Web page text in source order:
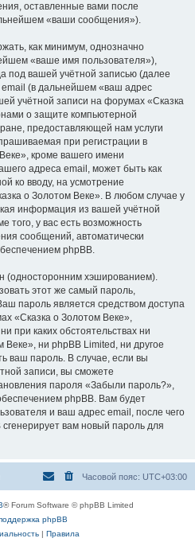
оставленные вами после
«ваши сообщения»).
как минимум, однозначно
«ваше имя пользователя»),
под вашей учётной записью (далее
(в дальнейшем «ваш адрес
учётной записи на форумах «Сказка
о защите компьютерной
предоставляющей нам услуги
при регистрации в
кроме вашего имени
адреса email, может быть как
ко вводу, на усмотрение
о Золотом Веке». В любом случае у
информация из вашей учётной
того, у вас есть возможность
сообщений, автоматически
phpBB.
хэшированием).
этот же самый пароль,
пароль является средством доступа
«Сказка о Золотом Веке»,
при каких обстоятельствах ни
Веке», ни phpBB Limited, ни другое
ваш пароль. В случае, если вы
записи, вы сможете
пароля «Забыли пароль?»,
phpBB. Вам будет
и ваш адрес email, после чего
вам новый пароль для
Часовой пояс: UTC+03:00
® Forum Software © phpBB Limited
phpBB
| Правила